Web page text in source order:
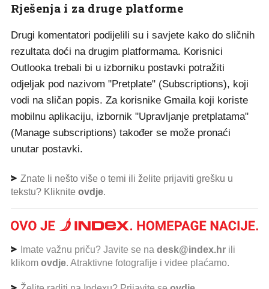
Rješenja i za druge platforme
Drugi komentatori podijelili su i savjete kako do sličnih
rezultata doći na drugim platformama. Korisnici
Outlooka trebali bi u izborniku postavki potražiti
odjeljak pod nazivom "Pretplate" (Subscriptions), koji
vodi na sličan popis. Za korisnike Gmaila koji koriste
mobilnu aplikaciju, izbornik "Upravljanje pretplatama"
(Manage subscriptions) također se može pronaći
unutar postavki.
Znate li nešto više o temi ili želite prijaviti grešku u
tekstu? Kliknite ovdje.
Imate važnu priču? Javite se na desk@index.hr ili
klikom ovdje. Atraktivne fotografije i videe plaćamo.